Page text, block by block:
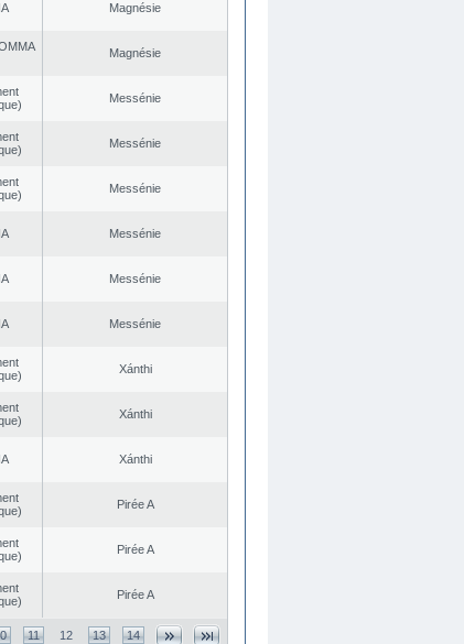
Magnésie
Magnésie
Messénie
Messénie
Messénie
Messénie
Messénie
Messénie
Xánthi
Xánthi
Xánthi
Pirée A
Pirée A
Pirée A
11 12 13 14